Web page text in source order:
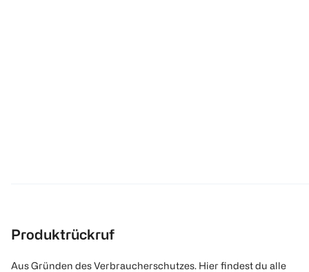
Produktrückruf
Aus Gründen des Verbraucherschutzes. Hier findest du alle